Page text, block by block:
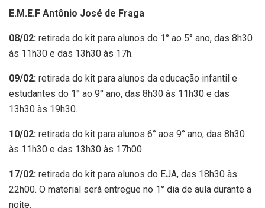
E.M.E.F Antônio José de Fraga
08/02: retirada do kit para alunos do 1° ao 5° ano, das 8h30
às 11h30 e das 13h30 às 17h.
09/02: retirada do kit para alunos da educação infantil e
estudantes do 1° ao 9° ano, das 8h30 às 11h30 e das
13h30 às 19h30.
10/02: retirada do kit para alunos 6° aos 9° ano, das 8h30
às 11h30 e das 13h30 às 17h00
17/02: retirada do kit para alunos do EJA, das 18h30 às
22h00. O material será entregue no 1° dia de aula durante a
noite.